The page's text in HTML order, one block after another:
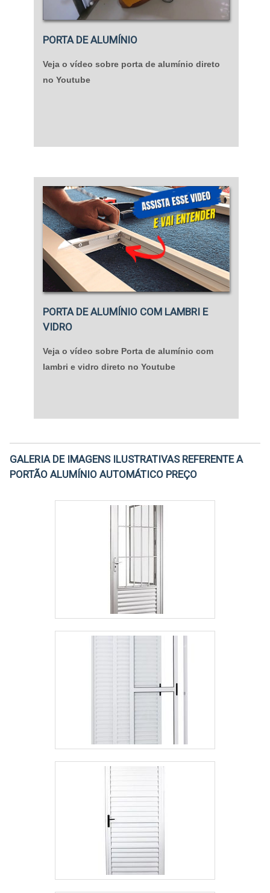
de cada contratante, e podem ser acoplados junto a
um sensor de movimento, que faz com que o
dispositivo seja acionado.Assim como a o processo
pode variar, mas se mantém um serviço atrativo,
principalmente quando é feita uma comparação
profissionais especializados para oferecer o melhor
aos seus alunos. Fundada em 1987, a Porta e
Janela Indústria e Comércio LTDA recebe destaque
como uma das mais indicadas, colecionando
comentários positivos por onde passa, levando
serviços e produtos de alta qualidade. Entre em
contato agora mesmo com um dos representantes
da empresa, via e-mail ou telefone, e saiba como
ser um de seus clientes satisfeitos. Não pense duas
PORTA DE ALUMÍNIO
Veja o vídeo sobre porta de alumínio direto
no Youtube
PORTA DE ALUMÍNIO COM LAMBRI E
VIDRO
Veja o vídeo sobre Porta de alumínio com
lambri e vidro direto no Youtube
GALERIA DE IMAGENS ILUSTRATIVAS REFERENTE A
PORTÃO ALUMÍNIO AUTOMÁTICO PREÇO